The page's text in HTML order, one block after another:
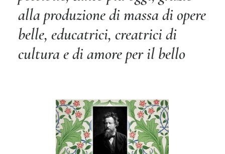
alla produzione di massa di opere
belle, educatrici, creatrici di
cultura e di amore per il bello